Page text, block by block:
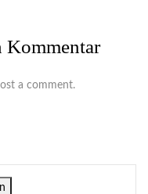
Kommentar
a comment.